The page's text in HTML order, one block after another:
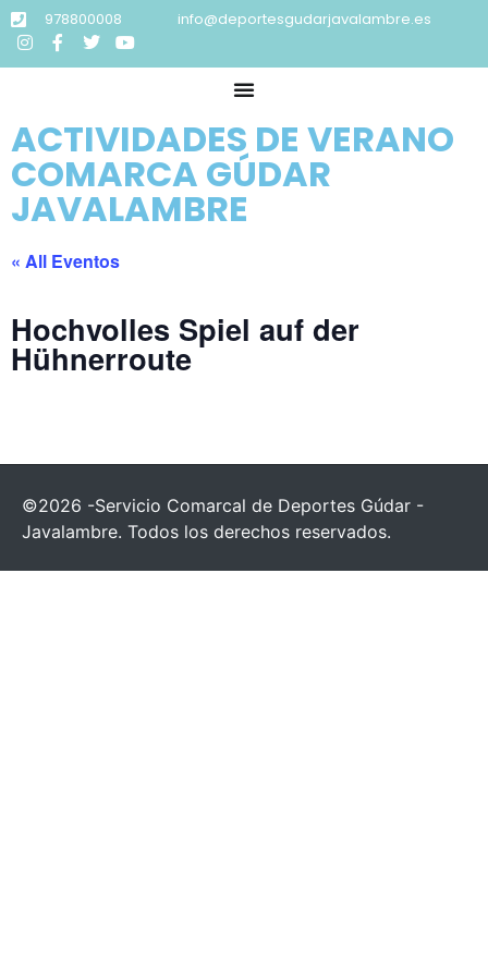
978800008 info@deportesgudarjavalambre.es
ACTIVIDADES DE VERANO
COMARCA GÚDAR
JAVALAMBRE
« All Eventos
Hochvolles Spiel auf der
Hühnerroute
©2026 -Servicio Comarcal de Deportes Gúdar -
Javalambre. Todos los derechos reservados.